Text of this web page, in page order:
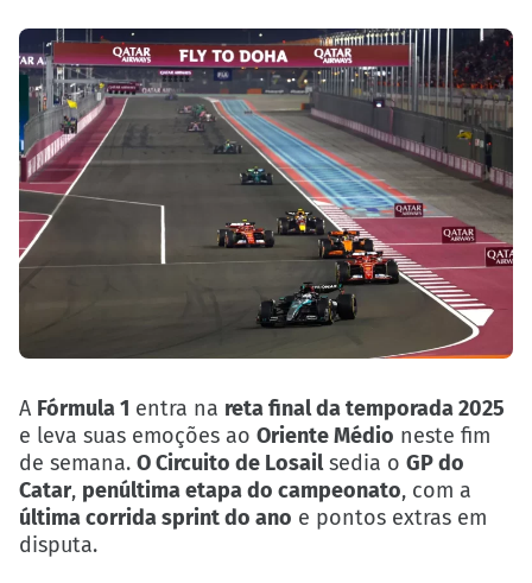
A Fórmula 1 entra na reta final da temporada 2025
e leva suas emoções ao Oriente Médio neste fim
de semana. O Circuito de Losailsedia o GP do
Catar, penúltima etapa do campeonato, com a
última corrida sprint do ano e pontos extras em
disputa.